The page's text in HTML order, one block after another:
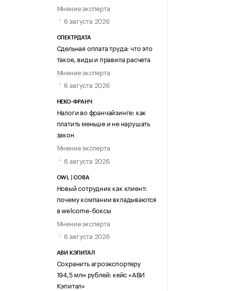
Мнение эксперта
6 августа 2026
СПЕКТРДАТА
Сдельная оплата труда: что это
такое, виды и правила расчета
Мнение эксперта
6 августа 2026
НЕКО-ФРАНЧ
Налоги во франчайзинге: как
платить меньше и не нарушать
закон
Мнение эксперта
6 августа 2026
OWL | СОВА
Новый сотрудник как клиент:
почему компании вкладываются
в welcome-боксы
Мнение эксперта
6 августа 2026
АВИ КЭПИТАЛ
Сохранить агроэкспортеру
194,5 млн рублей: кейс «АВИ
Кэпитал»